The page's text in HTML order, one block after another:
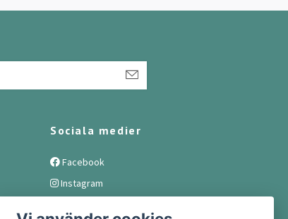
Sociala medier
Facebook
Instagram